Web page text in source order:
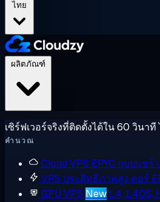
ไทย
เซิร์ฟเวอร์จริงที่ติดตั้งได้ใน 60 วินา
คำนวณ
Cloud VPS EPYC แบบแชร์
VPS ประสิทธิภาพสูง คอร์
GPU VPS New L4, L40S,